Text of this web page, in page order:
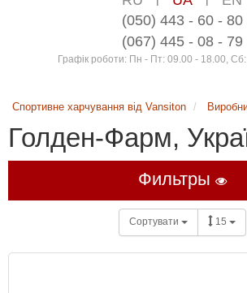
(050) 443 - 60 - 80
(067) 445 - 08 - 79
Графік роботи: Пн - Пт: 09.00 - 18.00,
Спортивне харчування від Vansiton
Голден-Фарм,
Фильтры
Сортувати 15